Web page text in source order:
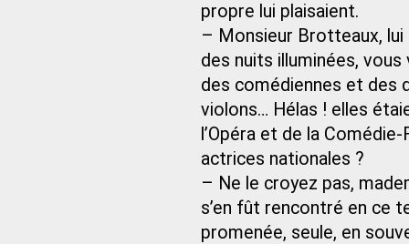
propre lui plaisaient.
– Monsieur Brotteaux, lui
des nuits illuminées,
des comédiennes et des
violons… Hélas ! elles
l’Opéra et de la
actrices nationales ?
– Ne le croyez pas,
s’en fût rencontré en ce
promenée, seule, en